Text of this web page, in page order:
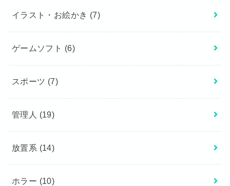
イラスト・お絵かき (7)
ゲームソフト (6)
スポーツ (7)
管理人 (19)
放置系 (14)
ホラー (10)